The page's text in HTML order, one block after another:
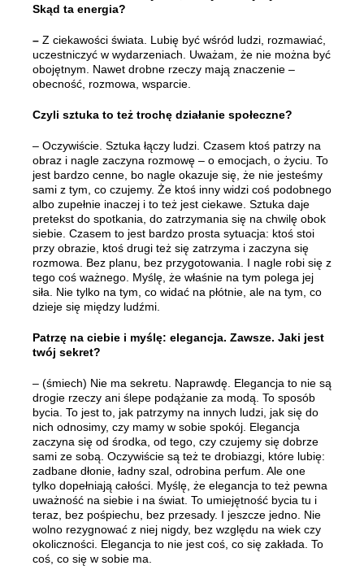
Skąd ta energia?
– Z ciekawości świata. Lubię być wśród ludzi, rozmawiać,
uczestniczyć w wydarzeniach. Uważam, że nie można być
obojętnym. Nawet drobne rzeczy mają znaczenie –
obecność, rozmowa, wsparcie.
Czyli sztuka to też trochę działanie społeczne?
– Oczywiście. Sztuka łączy ludzi. Czasem ktoś patrzy na
obraz i nagle zaczyna rozmowę – o emocjach, o życiu. To
jest bardzo cenne, bo nagle okazuje się, że nie jesteśmy
sami z tym, co czujemy. Że ktoś inny widzi coś podobnego
albo zupełnie inaczej i to też jest ciekawe. Sztuka daje
pretekst do spotkania, do zatrzymania się na chwilę obok
siebie. Czasem to jest bardzo prosta sytuacja: ktoś stoi
przy obrazie, ktoś drugi też się zatrzyma i zaczyna się
rozmowa. Bez planu, bez przygotowania. I nagle robi się z
tego coś ważnego. Myślę, że właśnie na tym polega jej
siła. Nie tylko na tym, co widać na płótnie, ale na tym, co
dzieje się między ludźmi.
Patrzę na ciebie i myślę: elegancja. Zawsze. Jaki jest
twój sekret?
– (śmiech) Nie ma sekretu. Naprawdę. Elegancja to nie są
drogie rzeczy ani ślepe podążanie za modą. To sposób
bycia. To jest to, jak patrzymy na innych ludzi, jak się do
nich odnosimy, czy mamy w sobie spokój. Elegancja
zaczyna się od środka, od tego, czy czujemy się dobrze
sami ze sobą. Oczywiście są też te drobiazgi, które lubię:
zadbane dłonie, ładny szal, odrobina perfum. Ale one
tylko dopełniają całości. Myślę, że elegancja to też pewna
uważność na siebie i na świat. To umiejętność bycia tu i
teraz, bez pośpiechu, bez przesady. I jeszcze jedno. Nie
wolno rezygnować z niej nigdy, bez względu na wiek czy
okoliczności. Elegancja to nie jest coś, co się zakłada. To
coś, co się w sobie ma.